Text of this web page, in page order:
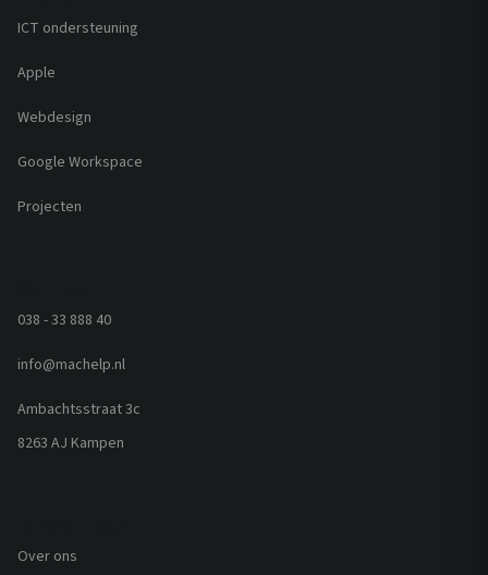
ICT ondersteuning
Apple
Webdesign
Google Workspace
Projecten
038 - 33 888 40
info@machelp.nl
Ambachtsstraat 3c
8263 AJ Kampen
Over ons